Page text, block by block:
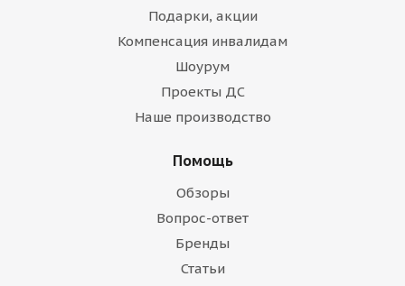
Подарки, акции
Компенсация инвалидам
Шоурум
Проекты ДС
Наше производство
Помощь
Обзоры
Вопрос-ответ
Бренды
Статьи